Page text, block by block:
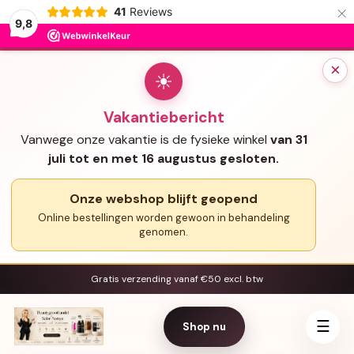
9,8
41 Reviews ×
×
☀
Vakantiebericht
Vanwege onze vakantie is de fysieke winkel van 31
juli tot en met 16 augustus gesloten.
Onze webshop blijft geopend
Online bestellingen worden gewoon in behandeling
genomen.
Gratis verzending vanaf €50 excl. btw
Shop nu ☰